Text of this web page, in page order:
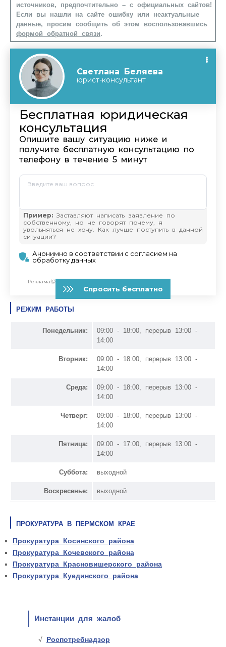
источников, предпочтительно – с официальных сайтов!
Если вы нашли на сайте ошибку или неактуальные
данные, просим сообщить об этом воспользовавшись
формой обратной связи.
РЕЖИМ РАБОТЫ
Понедельник:
09:00 - 18:00, перерыв 13:00 -
14:00
Вторник:
09:00 - 18:00, перерыв 13:00 -
14:00
Среда:
09:00 - 18:00, перерыв 13:00 -
14:00
Четверг:
09:00 - 18:00, перерыв 13:00 -
14:00
Пятница:
09:00 - 17:00, перерыв 13:00 -
14:00
Суббота: выходной
Воскресенье: выходной
ПРОКУРАТУРА В ПЕРМСКОМ КРАЕ
Прокуратура Косинского района
Прокуратура Кочевского района
Прокуратура Красновишерского района
Прокуратура Куединского района
Инстанции для жалоб
Роспотребнадзор